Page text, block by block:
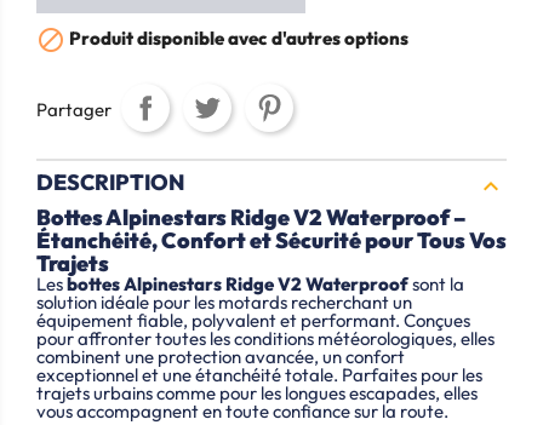
 Produit disponible avec d'autres options
Partager
DESCRIPTION 
Bottes Alpinestars Ridge V2 Waterproof –
Étanchéité, Confort et Sécurité pour Tous Vos
Trajets
Lesbottes Alpinestars Ridge V2 Waterproofsont la
solution idéale pour les motards recherchant un
équipement fiable, polyvalent et performant. Conçues
pour affronter toutes les conditions météorologiques, elles
combinent une protection avancée, un confort
exceptionnel et une étanchéité totale. Parfaites pour les
trajets urbains comme pour les longues escapades, elles
vous accompagnent en toute confiance sur la route.